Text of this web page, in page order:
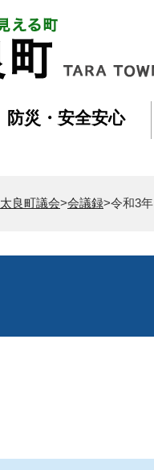
防災・安全安心
太良町議会>会議録>令和3年